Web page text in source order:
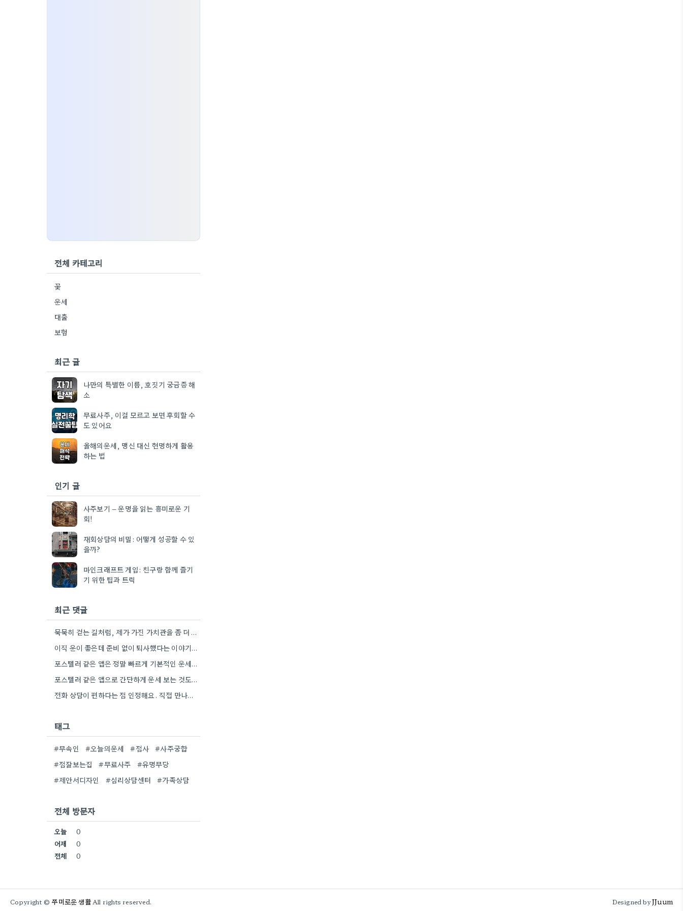
전체 카테고리
꽃
운세
대출
보험
최근 글
나만의 특별한 이름, 호짓기 궁금증 해
소
무료사주, 이걸 모르고 보면 후회할 수
도 있어요
올해의운세, 맹신 대신 현명하게 활용
하는 법
인기 글
사주보기 – 운명을 읽는 흥미로운 기
회!
재회상담의 비밀: 어떻게 성공할 수 있
을까?
마인크래프트 게임: 친구랑 함께 즐기
기 위한 팁과 트릭
최근 댓글
묵묵히 걷는 길처럼, 제가 가진 가치관을 좀 더 명확하게 정리해봐야겠어요.
이직 운이 좋은데 준비 없이 퇴사했다는 이야기가 마음 아프네요. 좀 더 신중하게 상황을 판단해야 할…
포스텔러 같은 앱은 정말 빠르게 기본적인 운세를 알려주네요. 저는 운세 보는 것보다, 앞으로의 계획을 세울…
포스텔러 같은 앱으로 간단하게 운세 보는 것도 괜찮네요. 꼼꼼하게 분석하기 전에 먼저 방향 잡기가 좋겠어요.
전화 상담이 편하다는 점 인정해요. 직접 만나는 것만큼 깊이 있는 통찰력을 얻기는 어려울 것 같아요.
태그
#무속인 #오늘의운세 #점사
#사주궁합
#점잘보는집
#무료사주
#유명무당
#제안서디자인
#심리상담센터 #가족상담
전체 방문자
오늘
0
어제
0
전체
0
Copyright ©쭈미로운 생활All rights reserved. Designed byJJuum